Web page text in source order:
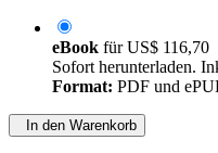
eBook fürUS$ 116,70
Sofort herunterladen.
Format: PDF und
In den Warenkorb